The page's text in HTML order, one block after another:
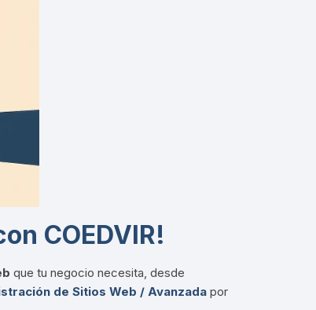
COEDVIR!
que tu negocio necesita, desde
de Sitios Web / Avanzada por